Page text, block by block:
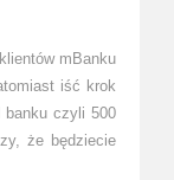
mBanku
iść krok
banku czyli 500
że będziecie